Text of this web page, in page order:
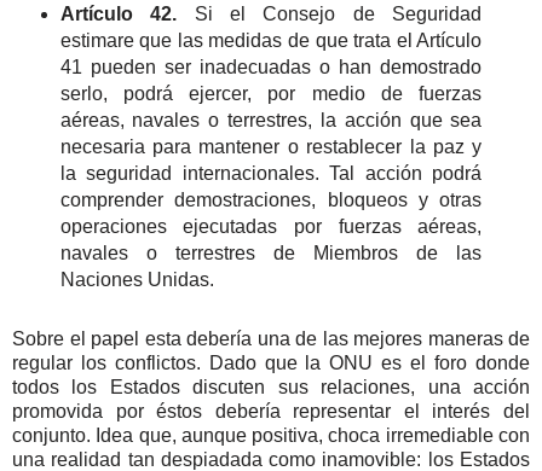
Artículo 42. Si el Consejo de Seguridad
estimare que las medidas de que trata el Artículo
41 pueden ser inadecuadas o han demostrado
serlo, podrá ejercer, por medio de fuerzas
aéreas, navales o terrestres, la acción que sea
necesaria para mantener o restablecer la paz y
la seguridad internacionales. Tal acción podrá
comprender demostraciones, bloqueos y otras
operaciones ejecutadas por fuerzas aéreas,
navales o terrestres de Miembros de las
Naciones Unidas.
Sobre el papel esta debería una de las mejores maneras de
regular los conflictos. Dado que la ONU es el foro donde
todos los Estados discuten sus relaciones, una acción
promovida por éstos debería representar el interés del
conjunto. Idea que, aunque positiva, choca irremediable con
una realidad tan despiadada como inamovible: los Estados